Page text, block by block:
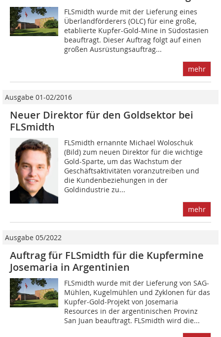
FLSmidth wurde mit der Lieferung eines
Überlandförderers (OLC) für eine große,
etablierte Kupfer-Gold-Mine in Südostasien
beauftragt. Dieser Auftrag folgt auf einen
großen Ausrüstungsauftrag...
mehr
Ausgabe 01-02/2016
Neuer Direktor für den Goldsektor bei
FLSmidth
FLSmidth ernannte Michael Woloschuk
(Bild) zum neuen Direktor für die wichtige
Gold-Sparte, um das Wachstum der
Geschäftsaktivitäten voranzutreiben und
die Kundenbeziehungen in der
Goldindustrie zu...
mehr
Ausgabe 05/2022
Auftrag für FLSmidth für die Kupfermine
Josemaria in Argentinien
FLSmidth wurde mit der Lieferung von SAG-
Mühlen, Kugelmühlen und Zyklonen für das
Kupfer-Gold-Projekt von Josemaria
Resources in der argentinischen Provinz
San Juan beauftragt. FLSmidth wird die...